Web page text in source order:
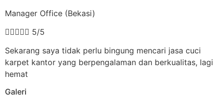
Manager Office (Bekasi)
 5/5
Sekarang saya tidak perlu bingung mencari jasa cuci
karpet kantor yang berpengalaman dan berkualitas, lagi
hemat
Galeri